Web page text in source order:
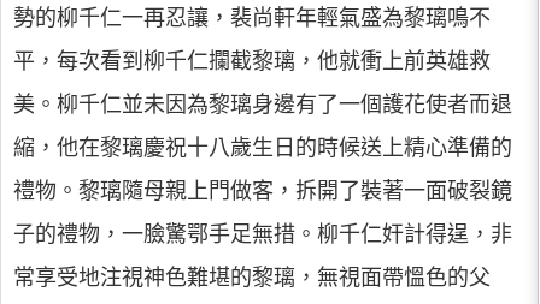
勢的柳千仁一再忍讓，裴尚軒年輕氣盛為黎璃鳴不
平，每次看到柳千仁攔截黎璃，他就衝上前英雄救
美。柳千仁並未因為黎璃身邊有了一個護花使者而退
縮，他在黎璃慶祝十八歲生日的時候送上精心準備的
禮物。黎璃隨母親上門做客，拆開了裝著一面破裂鏡
子的禮物，一臉驚鄂手足無措。柳千仁奸計得逞，非
常享受地注視神色難堪的黎璃，無視面帶慍色的父